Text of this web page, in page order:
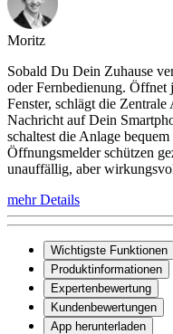
Moritz
Sobald Du Dein Zuhause
oder Fernbedienung. Öffnet
Fenster, schlägt die
Nachricht auf Dein
schaltest die Anlage
Öffnungsmelder schützen
unauffällig, aber
mehr Details
Wichtigste Funktionen
Produktinformationen
Expertenbewertung
Kundenbewertungen
App herunterladen